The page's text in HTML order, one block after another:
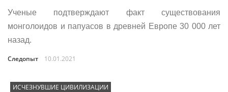
Ученые подтверждают факт существования
монголоидов и папуасов в древней Европе 30 000 лет
назад.
Следопыт 10.01.2021
ИСЧЕЗНУВШИЕ ЦИВИЛИЗАЦИИ